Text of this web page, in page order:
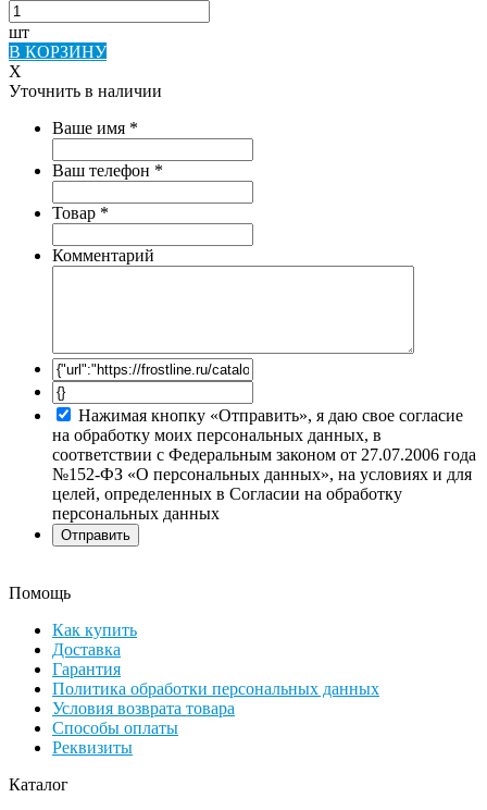
шт
В КОРЗИНУ
X
Уточнить в наличии
Ваше имя *
Ваш телефон *
Товар *
Комментарий
Нажимая кнопку «Отправить», я даю свое согласие
на обработку моих персональных данных, в
соответствии с Федеральным законом от 27.07.2006 года
№152-ФЗ «О персональных данных», на условиях и для
целей, определенных в Согласии на обработку
персональных данных
Помощь
Как купить
Доставка
Гарантия
Политика обработки персональных данных
Условия возврата товара
Способы оплаты
Реквизиты
Каталог